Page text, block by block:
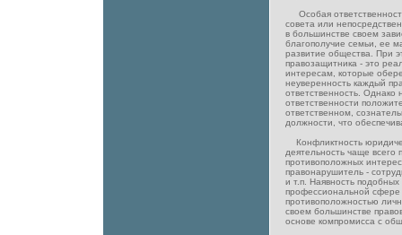
Особая
совета или
в большинстве своем
благополучие семьи, ее
развитие общества. При
правозащитника - это
интересам, которые
неуверенность каждый
ответственность. Однако
ответственности
ответственном,
должности, что
Конфликтность
деятельность чаще всего
противоположных
правонарушитель -
и т.п. Наявность
профессиональной сфере
противоположностью
своем большинстве
основе компромисса с